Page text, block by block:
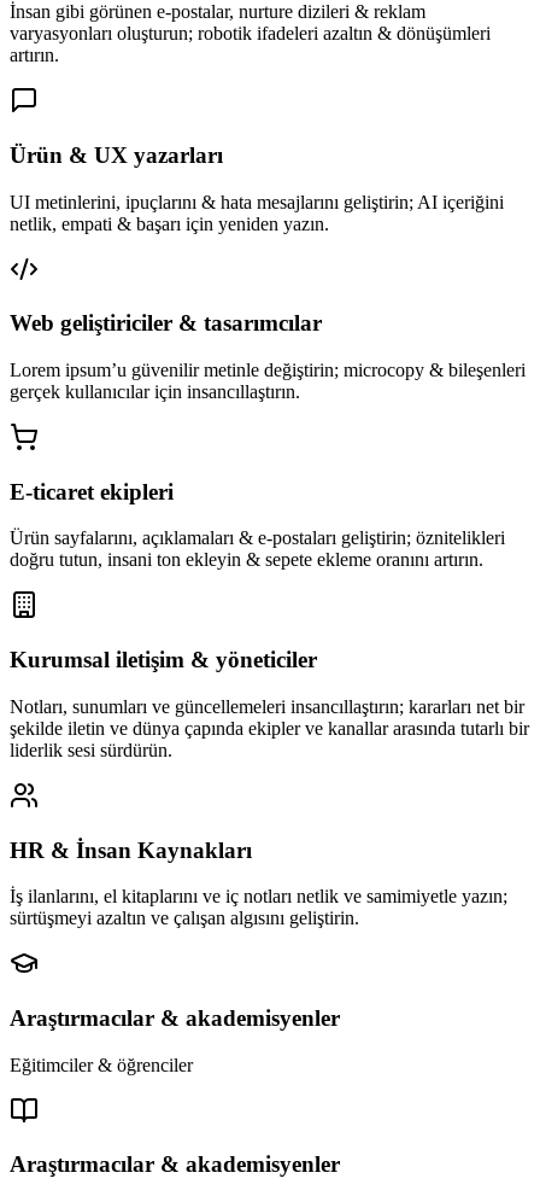
İnsan gibi görünen e-postalar, nurture dizileri & reklam
varyasyonları oluşturun; robotik ifadeleri azaltın & dönüşümleri
artırın.
Ürün & UX yazarları
UI metinlerini, ipuçlarını & hata mesajlarını geliştirin; AI içeriğini
netlik, empati & başarı için yeniden yazın.
Web geliştiriciler & tasarımcılar
Lorem ipsum’u güvenilir metinle değiştirin; microcopy & bileşenleri
gerçek kullanıcılar için insancıllaştırın.
E-ticaret ekipleri
Ürün sayfalarını, açıklamaları & e-postaları geliştirin; öznitelikleri
doğru tutun, insani ton ekleyin & sepete ekleme oranını artırın.
Kurumsal iletişim & yöneticiler
Notları, sunumları ve güncellemeleri insancıllaştırın; kararları net bir
şekilde iletin ve dünya çapında ekipler ve kanallar arasında tutarlı bir
liderlik sesi sürdürün.
HR & İnsan Kaynakları
İş ilanlarını, el kitaplarını ve iç notları netlik ve samimiyetle yazın;
sürtüşmeyi azaltın ve çalışan algısını geliştirin.
Araştırmacılar & akademisyenler
Eğitimciler & öğrenciler
Araştırmacılar & akademisyenler